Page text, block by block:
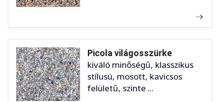
Picola világosszürke
kiváló minőségű, klasszikus
stílusú, mosott, kavicsos
felületű, szinte ...